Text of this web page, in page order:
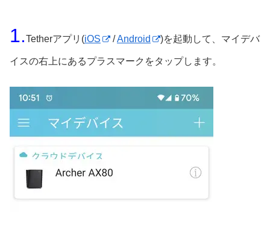
1.Tetherアプリ(iOS /Android )を起動して、マイデバ
イスの右上にあるプラスマークをタップします。